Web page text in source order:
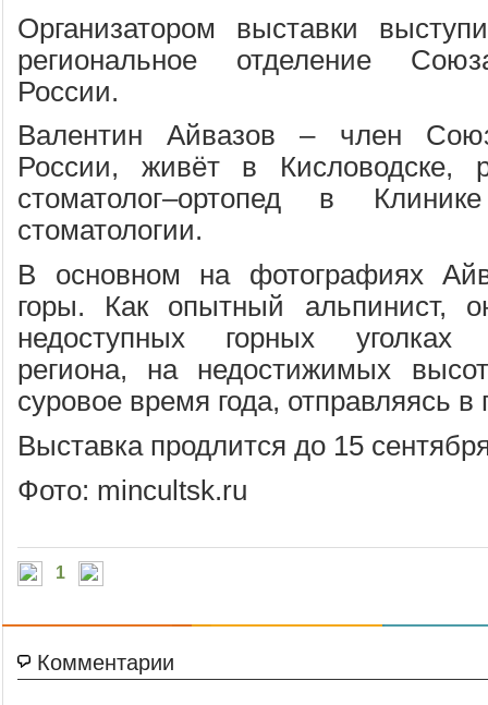
Организатором выставки
региональное отделение
России.
Валентин Айвазов – член
России, живёт в Кисловодске,
стоматолог–ортопед в Клинике
стоматологии.
В основном на фотографиях
горы. Как опытный альпинист,
недоступных горных уголках
региона, на недостижимых
суровое время года, отправляясь в
Выставка продлится до 15
Фото: mincultsk.ru
1
Комментарии